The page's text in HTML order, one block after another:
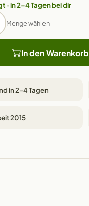
in 2–4 Tagen bei dir
Menge wählen
In den Warenkorb
in 2–4 Tagen
2015